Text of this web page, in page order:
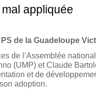
appliquée
de la Guadeloupe
de l’Assemblée
(UMP) et Claude
et de
adoption.